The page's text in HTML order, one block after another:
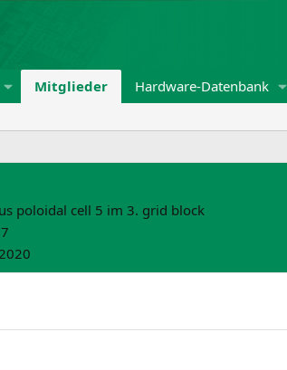
Mitglieder Hardware-Datenbank
poloidal cell 5 im 3. grid block